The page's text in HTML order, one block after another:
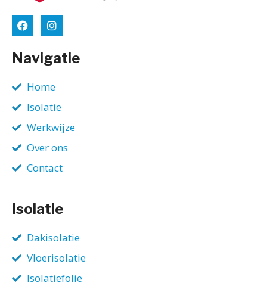
Navigatie
Home
Isolatie
Werkwijze
Over ons
Contact
Isolatie
Dakisolatie
Vloerisolatie
Isolatiefolie